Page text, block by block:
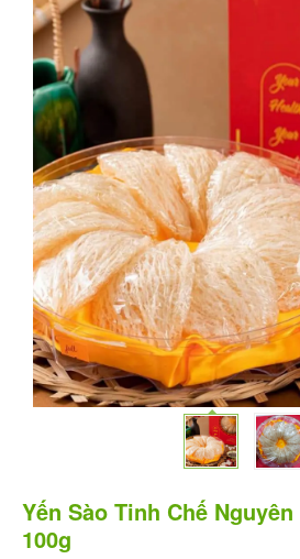
Yến Sào Tinh Chế
100g